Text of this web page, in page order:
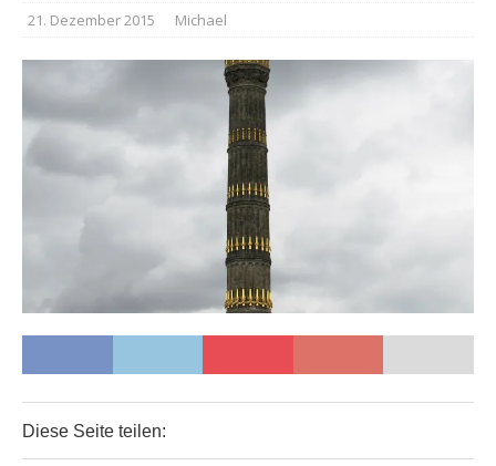
21. Dezember 2015 Michael
Diese Seite teilen: